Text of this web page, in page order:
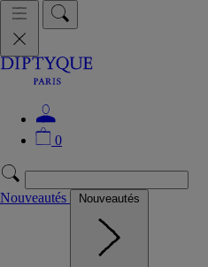
0
Nouveautés Nouveautés